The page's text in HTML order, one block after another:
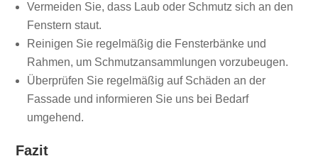
Vermeiden Sie, dass Laub oder Schmutz sich an den
Fenstern staut.
Reinigen Sie regelmäßig die Fensterbänke und
Rahmen, um Schmutzansammlungen vorzubeugen.
Überprüfen Sie regelmäßig auf Schäden an der
Fassade und informieren Sie uns bei Bedarf
umgehend.
Fazit